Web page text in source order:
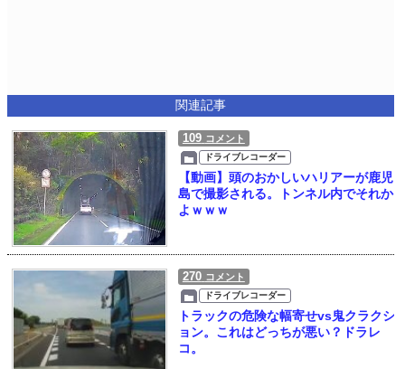
関連記事
109 コメント
ドライブレコーダー
【動画】頭のおかしいハリアーが鹿児
島で撮影される。トンネル内でそれか
よｗｗｗ
270 コメント
ドライブレコーダー
トラックの危険な幅寄せvs鬼クラクシ
ョン。これはどっちが悪い？ドラレ
コ。